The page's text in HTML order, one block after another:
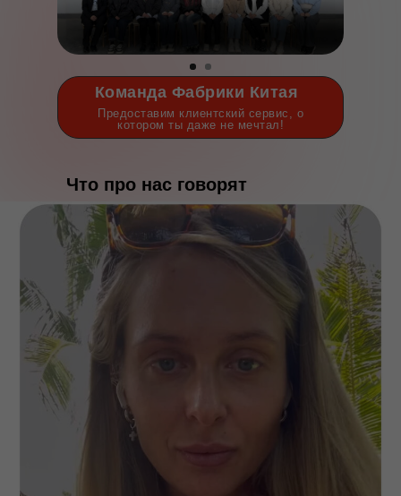
Команда Фабрики Китая
Предоставим клиентский сервис, о
котором ты даже не мечтал!
Что про нас говорят
клиенты